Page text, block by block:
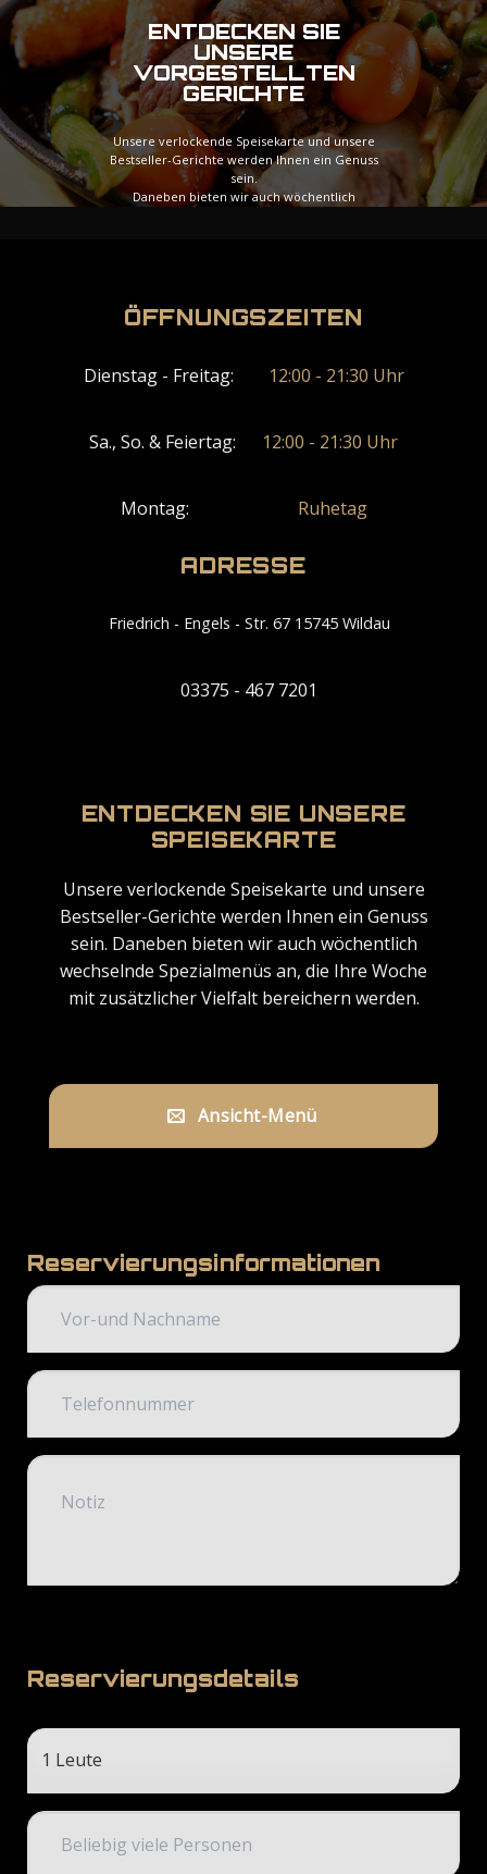
ENTDECKEN SIE
UNSERE
VORGESTELLTEN
GERICHTE
Unsere verlockende Speisekarte und unsere
Bestseller-Gerichte werden Ihnen ein Genuss
sein.
Daneben bieten wir auch wöchentlich
Ansicht-Menü
ÖFFNUNGSZEITEN
Dienstag - Freitag: 12:00 - 21:30 Uhr
Sa., So. & Feiertag: 12:00 - 21:30 Uhr
Montag: Ruhetag
ADRESSE
Friedrich - Engels - Str. 67 15745 Wildau
03375 - 467 7201
ENTDECKEN SIE UNSERE
SPEISEKARTE
Unsere verlockende Speisekarte und unsere
Bestseller-Gerichte werden Ihnen ein Genuss
sein. Daneben bieten wir auch wöchentlich
wechselnde Spezialmenüs an, die Ihre Woche
mit zusätzlicher Vielfalt bereichern werden.
Ansicht-Menü
Reservierungsinformationen
Reservierungsdetails